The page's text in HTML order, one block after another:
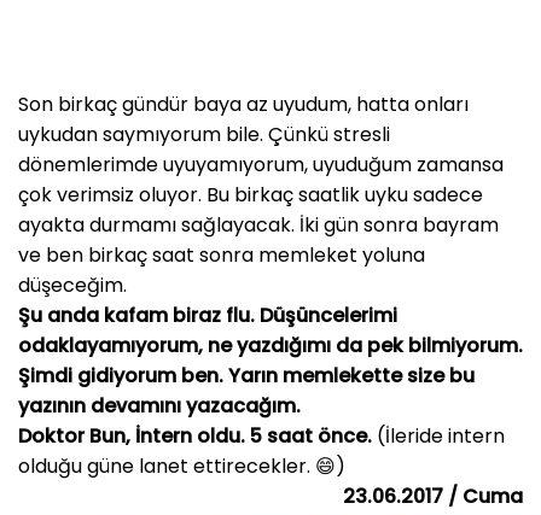
Son birkaç gündür baya az uyudum, hatta onları
uykudan saymıyorum bile. Çünkü stresli
dönemlerimde uyuyamıyorum, uyuduğum zamansa
çok verimsiz oluyor. Bu birkaç saatlik uyku sadece
ayakta durmamı sağlayacak. İki gün sonra bayram
ve ben birkaç saat sonra memleket yoluna
düşeceğim.
Şu anda kafam biraz flu. Düşüncelerimi
odaklayamıyorum, ne yazdığımı da pek bilmiyorum.
Şimdi gidiyorum ben. Yarın memlekette size bu
yazının devamını yazacağım.
Doktor Bun, İntern oldu. 5 saat önce. (İleride intern
olduğu güne lanet ettirecekler. 😄)
23.06.2017 / Cuma